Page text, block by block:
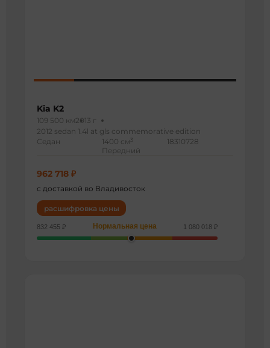
Kia K2
109 500 км2013 г
2012 sedan 1.4l at gls commemorative edition
Седан
1400 см 3
Передний
18310728
962 718 ₽
с доставкой во Владивосток
расшифровка цены
832 455 ₽ Нормальная цена 1 080 018 ₽